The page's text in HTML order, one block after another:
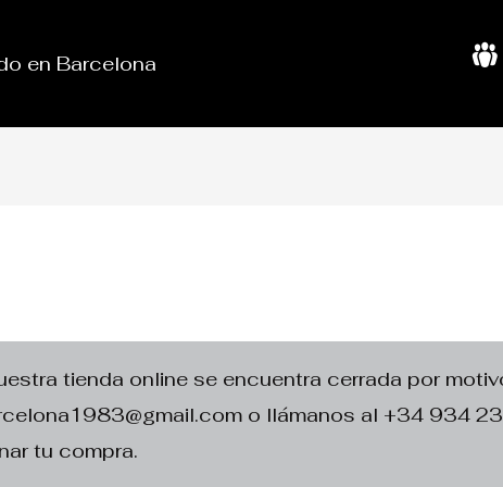
en Barcelona S
e
tienda online se encuentra cerrada por
o llámanos al +34 934
tu compra.